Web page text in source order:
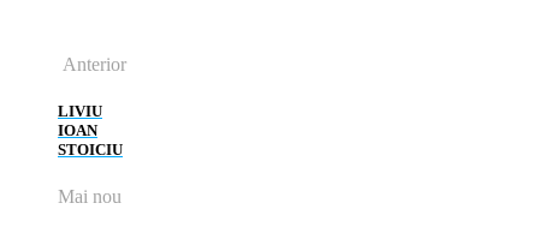
Anterior
LIVIU
IOAN
STOICIU
Mai nou